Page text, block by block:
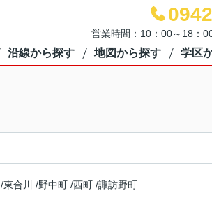
営業時間：10：00～18：
沿線から探す 地図から探す 学区
/東合川 /野中町 /西町 /諏訪野町